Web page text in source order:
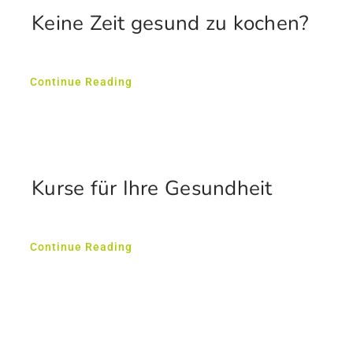
Keine Zeit gesund zu kochen?
Continue Reading
Kurse für Ihre Gesundheit
Continue Reading